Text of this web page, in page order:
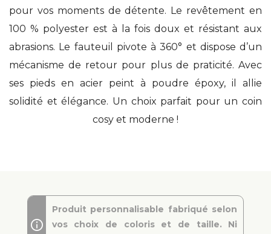
pour vos moments de détente. Le revêtement en
100 % polyester est à la fois doux et résistant aux
abrasions. Le fauteuil pivote à 360° et dispose d’un
mécanisme de retour pour plus de praticité. Avec
ses pieds en acier peint à poudre époxy, il allie
solidité et élégance. Un choix parfait pour un coin
cosy et moderne !
Produit personnalisable fabriqué selon
vos choix de coloris et de taille. Ni